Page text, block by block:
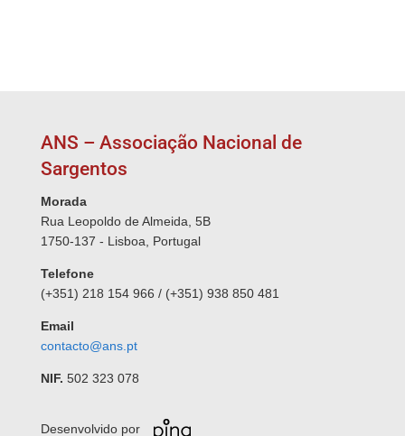
ANS – Associação Nacional de
Sargentos
Morada
Rua Leopoldo de Almeida, 5B
1750-137 - Lisboa, Portugal
Telefone
(+351) 218 154 966 / (+351) 938 850 481
Email
contacto@ans.pt
NIF. 502 323 078
Desenvolvido por